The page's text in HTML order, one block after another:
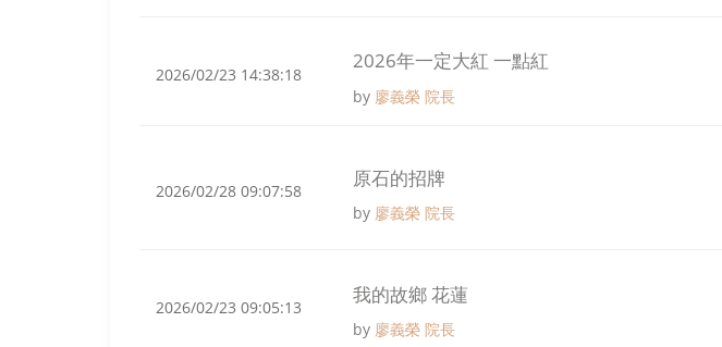
2026/02/23 14:38:18
2026年一定大紅 一點紅
by 廖義榮 院長
2026/02/28 09:07:58
原石的招牌
by 廖義榮 院長
2026/02/23 09:05:13
我的故鄉 花蓮
by 廖義榮 院長